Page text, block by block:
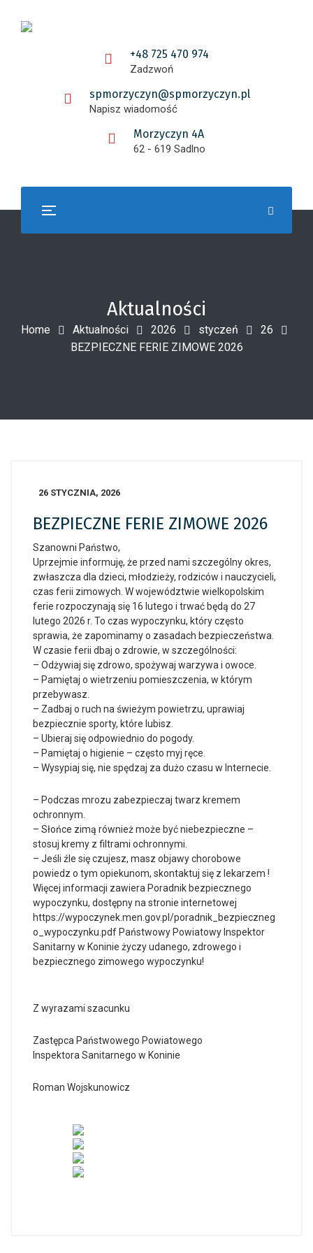
+48 725 470 974
Zadzwoń
spmorzyczyn@spmorzyczyn.pl
Napisz wiadomość
Morzyczyn 4A
62 - 619 Sadlno
Aktualności
Home Aktualności 2026 styczeń
26
BEZPIECZNE FERIE ZIMOWE 2026
26 STYCZNIA, 2026
BEZPIECZNE FERIE ZIMOWE 2026
Szanowni Państwo,
Uprzejmie informuję, że przed nami szczególny okres,
zwłaszcza dla dzieci, młodzieży, rodziców i nauczycieli,
czas ferii zimowych. W województwie wielkopolskim
ferie rozpoczynają się 16 lutego i trwać będą do 27
lutego 2026 r. To czas wypoczynku, który często
sprawia, że zapominamy o zasadach bezpieczeństwa.
W czasie ferii dbaj o zdrowie, w szczególności:
– Odżywiaj się zdrowo, spożywaj warzywa i owoce.
– Pamiętaj o wietrzeniu pomieszczenia, w którym
przebywasz.
– Zadbaj o ruch na świeżym powietrzu, uprawiaj
bezpiecznie sporty, które lubisz.
– Ubieraj się odpowiednio do pogody.
– Pamiętaj o higienie – często myj ręce.
– Wysypiaj się, nie spędzaj za dużo czasu w Internecie.
– Podczas mrozu zabezpieczaj twarz kremem
ochronnym.
– Słońce zimą również może być niebezpieczne –
stosuj kremy z filtrami ochronnymi.
– Jeśli źle się czujesz, masz objawy chorobowe
powiedz o tym opiekunom, skontaktuj się z lekarzem !
Więcej informacji zawiera Poradnik bezpiecznego
wypoczynku, dostępny na stronie internetowej
https://wypoczynek.men.gov.pl/poradnik_bezpieczneg
o_wypoczynku.pdf Państwowy Powiatowy Inspektor
Sanitarny w Koninie życzy udanego, zdrowego i
bezpiecznego zimowego wypoczynku!
Z wyrazami szacunku
Zastępca Państwowego Powiatowego
Inspektora Sanitarnego w Koninie
Roman Wojskunowicz